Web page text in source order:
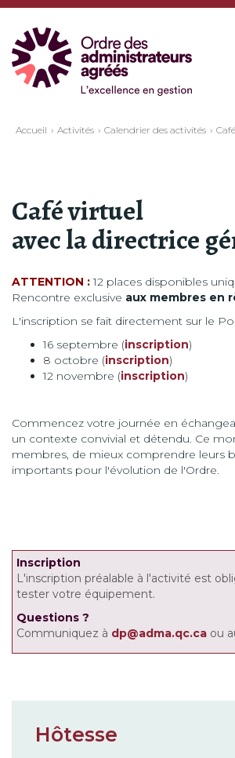
Accueil Activités Calendrier des activités
Café virtuel
avec la directrice
ATTENTION :12 places disponibles
Rencontre exclusive aux membres en
L'inscription se fait directement sur le
16 septembre (inscription)
8 octobre (inscription)
12 novembre (inscription)
Commencez votre journée en
un contexte convivial et détendu. Ce
membres, de mieux comprendre leurs
importants pour l'évolution de l'Ordre.
Inscription
L'inscription préalable à l'activité est
tester votre équipement.
Questions ?
Communiquez à dp@adma.qc.ca ou
Hôtesse